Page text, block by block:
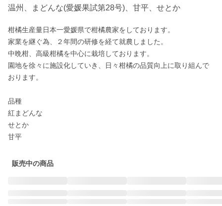
温州、まどんな(愛媛果試第28号)、甘平、せとか
柑橘生産量日本一愛媛県で柑橘農家をしております。
家業を継ぐ為、２年間の研修を経て就農しました。
中晩柑、高級柑橘を中心に栽培しております。
園地を徐々に施設化していき、日々柑橘の品質向上に取り組んで
おります。
品種
紅まどんな
せとか
甘平
販売中の商品